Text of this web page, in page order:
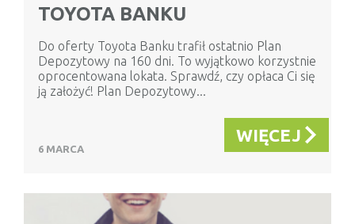
TOYOTA BANKU
Do oferty Toyota Banku trafił ostatnio Plan
Depozytowy na 160 dni. To wyjątkowo korzystnie
oprocentowana lokata. Sprawdź, czy opłaca Ci się
ją założyć! Plan Depozytowy...
6 MARCA
WIĘCEJ